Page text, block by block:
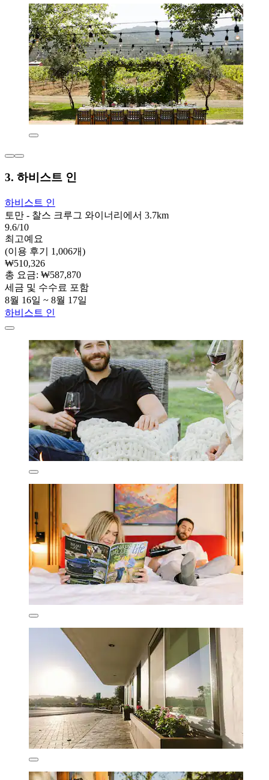
3. 하비스트 인
하비스트 인
토만 - 찰스 크루그 와이너리에서 3.7km
9.6/10
최고예요
(이용 후기 1,006개)
₩510,326
총 요금: ₩587,870
세금 및 수수료 포함
8월 16일 ~ 8월 17일
하비스트 인